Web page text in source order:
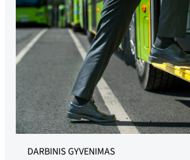
Iliustracinė nuotrauka. Nuotrauka: Jonas
DARBINIS GYVENIMAS